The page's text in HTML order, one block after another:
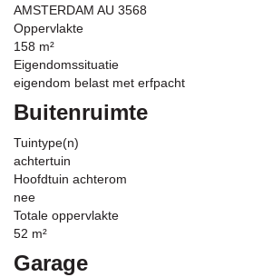
AMSTERDAM AU 3568
Oppervlakte
158 m²
Eigendomssituatie
eigendom belast met erfpacht
Buitenruimte
Tuintype(n)
achtertuin
Hoofdtuin achterom
nee
Totale oppervlakte
52 m²
Garage